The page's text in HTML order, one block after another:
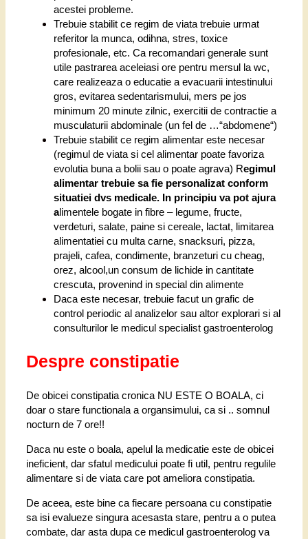
acestei probleme.
Trebuie stabilit ce regim de viata trebuie urmat
referitor la munca, odihna, stres, toxice
profesionale, etc. Ca recomandari generale sunt
utile pastrarea aceleiasi ore pentru mersul la wc,
care realizeaza o educatie a evacuarii intestinului
gros, evitarea sedentarismului, mers pe jos
minimum 20 minute zilnic, exercitii de contractie a
musculaturii abdominale (un fel de …“abdomene“)
Trebuie stabilit ce regim alimentar este necesar
(regimul de viata si cel alimentar poate favoriza
evolutia buna a bolii sau o poate agrava) Regimul
alimentar trebuie sa fie personalizat conform
situatiei dvs medicale. In principiu va pot ajura
alimentele bogate in fibre – legume, fructe,
verdeturi, salate, paine si cereale, lactat, limitarea
alimentatiei cu multa carne, snacksuri, pizza,
prajeli, cafea, condimente, branzeturi cu cheag,
orez, alcool,un consum de lichide in cantitate
crescuta, provenind in special din alimente
Daca este necesar, trebuie facut un grafic de
control periodic al analizelor sau altor explorari si al
consulturilor le medicul specialist gastroenterolog
Despre constipatie
De obicei constipatia cronica NU ESTE O BOALA, ci
doar o stare functionala a organsimului, ca si .. somnul
nocturn de 7 ore!!
Daca nu este o boala, apelul la medicatie este de obicei
ineficient, dar sfatul medicului poate fi util, pentru regulile
alimentare si de viata care pot ameliora constipatia.
De aceea, este bine ca fiecare persoana cu constipatie
sa isi evalueze singura acesasta stare, pentru a o putea
combate, dar asta dupa ce medicul gastroenterolog va